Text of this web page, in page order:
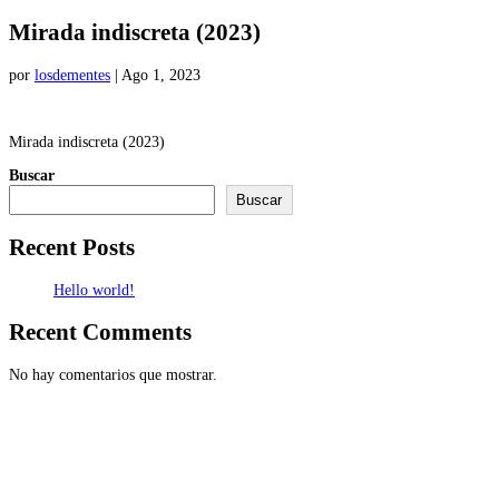
Mirada indiscreta (2023)
por losdementes Ago 1, 2023
Mirada indiscreta (2023)
Buscar
Buscar
Recent Posts
Hello world!
Recent Comments
No hay comentarios que mostrar.